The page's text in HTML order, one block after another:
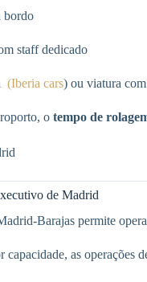
bordo
staff dedicado
(Iberia cars) ou viatura
o tempo de
de Madrid
Barajas permite
capacidade, as operações